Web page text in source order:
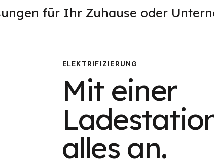
für Ihr Zuhause oder
ELEKTRIFIZIERUNG
Mit einer
alles an.